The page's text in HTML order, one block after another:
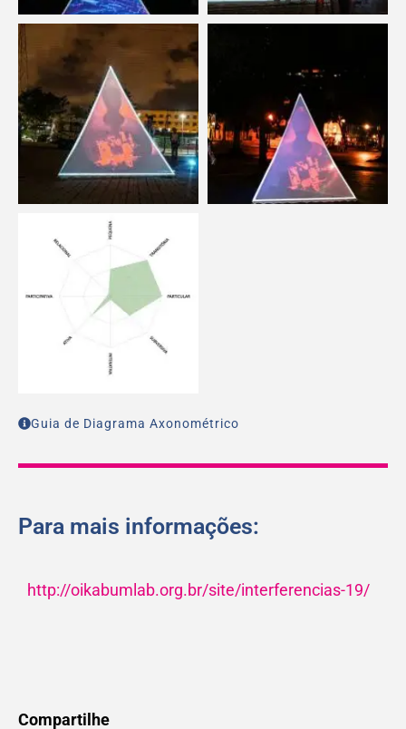
Guia de Diagrama Axonométrico
Para mais informações:
http://oikabumlab.org.br/site/interferencias-19/
Compartilhe